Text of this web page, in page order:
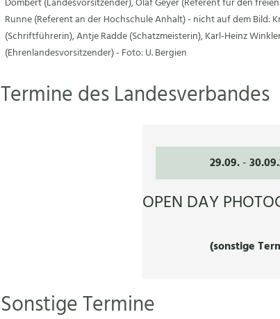
Dombert (Landesvorsitzender), Olaf Geyer (Referent für den
Runne (Referent an der Hochschule Anhalt) - nicht auf dem Bild:
(Schriftführerin), Antje Radde (Schatzmeisterin), Karl-Heinz
(Ehrenlandesvorsitzender) - Foto: U. Bergien
Termine des Landesverbandes
29.09.-
OPEN DAY
(sonstige
Sonstige Termine